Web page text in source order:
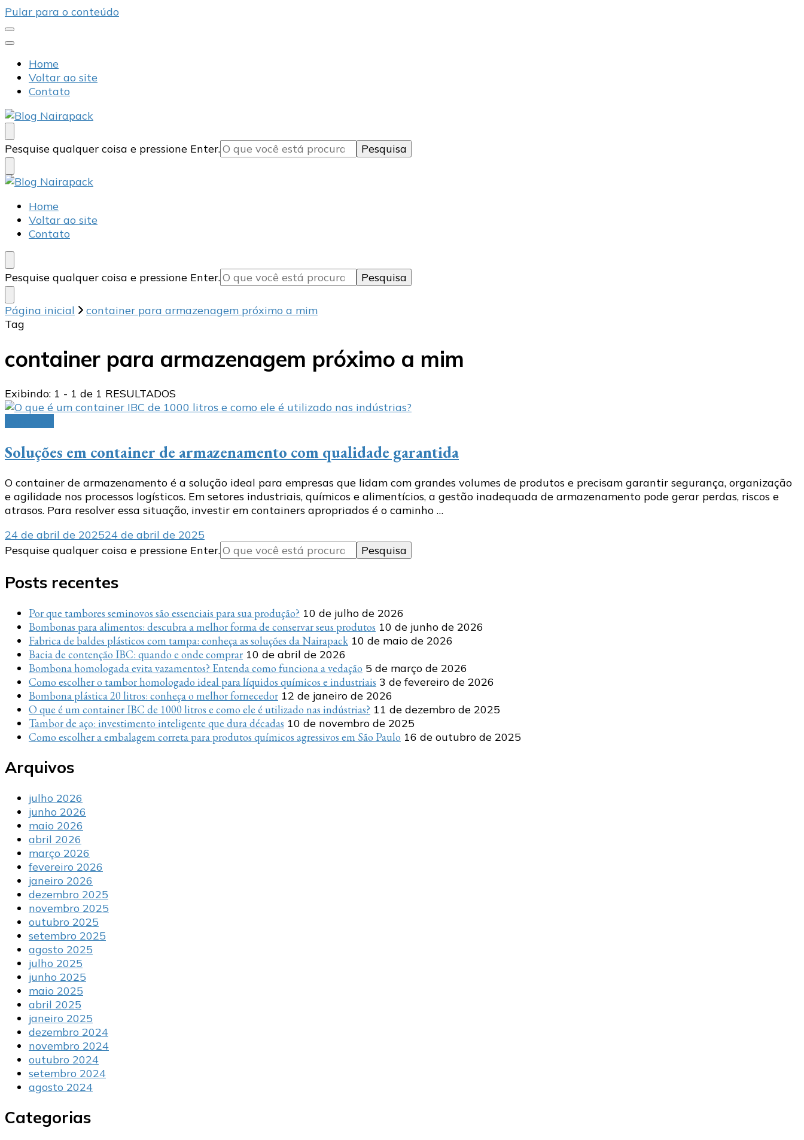
Pular para o conteúdo
Home
Voltar ao site
Contato
Blog Nairapack
Líder no Mercado de Embalagens
Procurando
algo?
Pesquise qualquer coisa e pressione Enter.
Blog Nairapack
Líder no Mercado de Embalagens
Home
Voltar ao site
Contato
Procurando
algo?
Pesquise qualquer coisa e pressione Enter.
Página inicial
container para armazenagem próximo a mim
Tag
container para armazenagem próximo a mim
Exibindo: 1 - 1 de 1 RESULTADOS
Soluções em container de armazenamento com qualidade garantida
O container de armazenamento é a solução ideal para empresas que lidam com grandes volumes de produtos e precisam garantir segurança, organização
e agilidade nos processos logísticos. Em setores industriais, químicos e alimentícios, a gestão inadequada de armazenamento pode gerar perdas, riscos e
atrasos. Para resolver essa situação, investir em containers apropriados é o caminho …
24 de abril de 202524 de abril de 2025
Procurando
Pesquise qualquer coisa e pressione Enter.
Posts recentes
Por que tambores seminovos são essenciais para sua produção? 10 de julho de 2026
Bombonas para alimentos: descubra a melhor forma de conservar seus produtos 10 de junho de 2026
Fabrica de baldes plásticos com tampa: conheça as soluções da Nairapack 10 de maio de 2026
Bacia de contenção IBC: quando e onde comprar 10 de abril de 2026
Bombona homologada evita vazamentos? Entenda como funciona a vedação 5 de março de 2026
Como escolher o tambor homologado ideal para líquidos químicos e industriais 3 de fevereiro de 2026
Bombona plástica 20 litros: conheça o melhor fornecedor 12 de janeiro de 2026
O que é um container IBC de 1000 litros e como ele é utilizado nas indústrias? 11 de dezembro de 2025
Tambor de aço: investimento inteligente que dura décadas 10 de novembro de 2025
Como escolher a embalagem correta para produtos químicos agressivos em São Paulo 16 de outubro de 2025
Arquivos
julho 2026
junho 2026
maio 2026
abril 2026
março 2026
fevereiro 2026
janeiro 2026
dezembro 2025
novembro 2025
outubro 2025
setembro 2025
agosto 2025
julho 2025
junho 2025
maio 2025
abril 2025
janeiro 2025
dezembro 2024
novembro 2024
outubro 2024
setembro 2024
agosto 2024
Categorias